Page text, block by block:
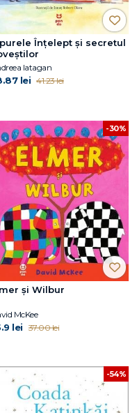
Înțelept și secretul
Iatagan
lei 41.23 lei
-30%
și Wilbur
McKee
lei 37.00 lei
-54%